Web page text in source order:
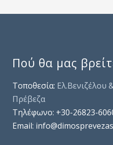
Πού θα μας
Τοποθεσία: Ελ.Βενιζέλου
Πρέβεζα
Τηλέφωνo: +30-26823-
Email: